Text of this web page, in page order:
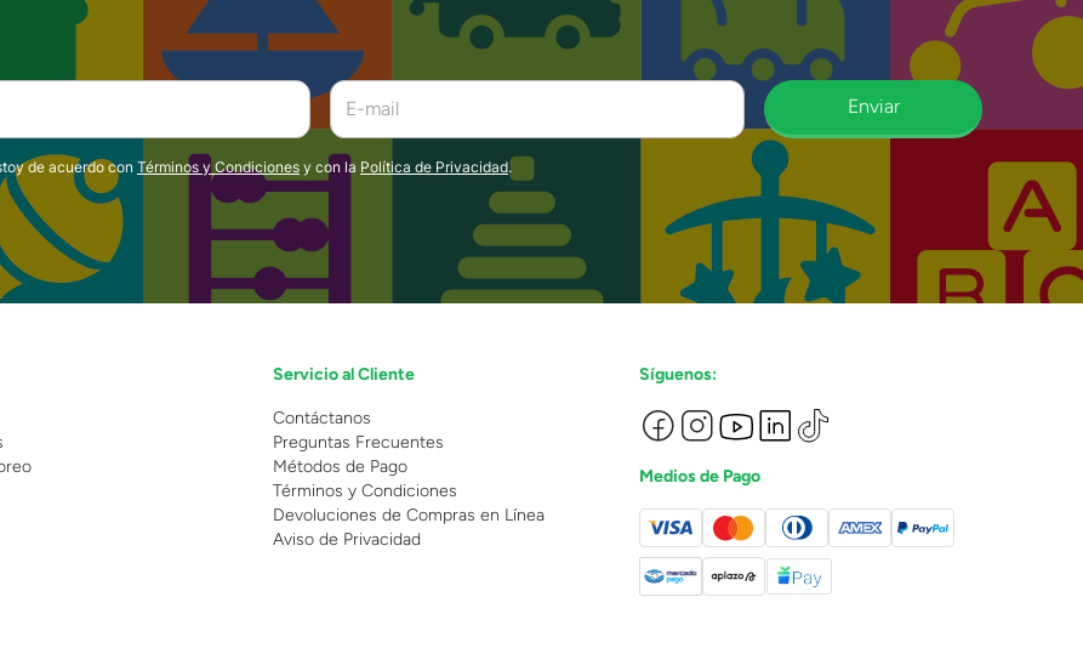
Enviar
de acuerdo conTérminos y Condiciones y con la Política de Privacidad.
Servicio al Cliente
Contáctanos
Preguntas Frecuentes
Métodos de Pago
Términos y Condiciones
Devoluciones de Compras en Línea
Aviso de Privacidad
Síguenos:
Medios de Pago